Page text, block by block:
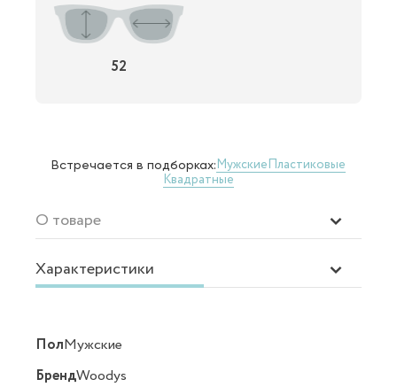
52
Встречается в подборках:МужскиеПластиковые
Квадратные
О товаре
Характеристики
ПолМужские
БрендWoodys